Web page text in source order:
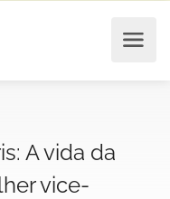
A vida da
vice-